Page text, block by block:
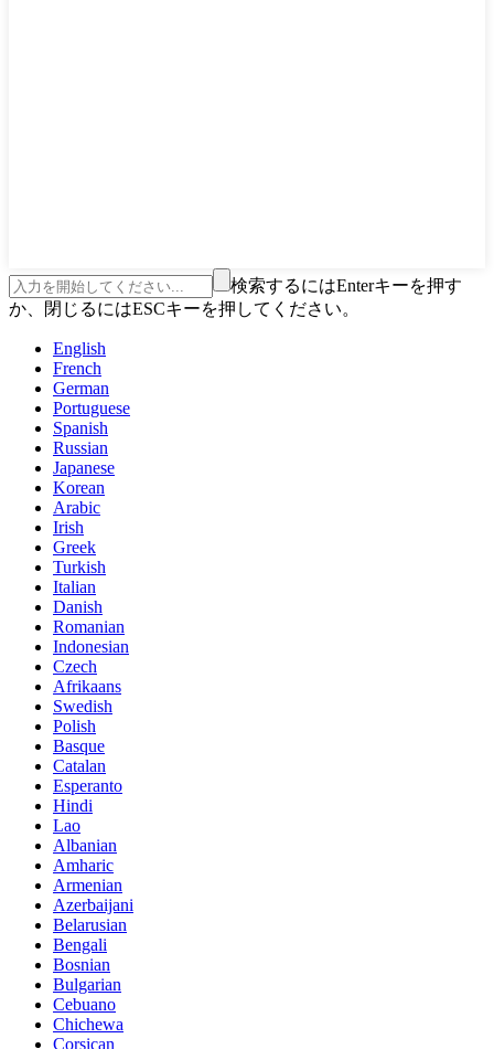
検索するにはEnterキーを押す
か、閉じるにはESCキーを押してください。
English
French
German
Portuguese
Spanish
Russian
Japanese
Korean
Arabic
Irish
Greek
Turkish
Italian
Danish
Romanian
Indonesian
Czech
Afrikaans
Swedish
Polish
Basque
Catalan
Esperanto
Hindi
Lao
Albanian
Amharic
Armenian
Azerbaijani
Belarusian
Bengali
Bosnian
Bulgarian
Cebuano
Chichewa
Corsican